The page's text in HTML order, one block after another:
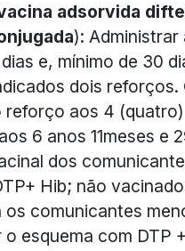
adsorvida
): Administrar
e, mínimo de 30
dois
reforço aos 4
6 anos 11meses e
dos
Hib; não
comunicantes
esquema com DTP